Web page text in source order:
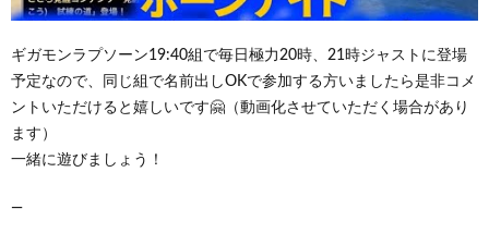
ギガモンラプソーン19:40組で毎日極力20時、21時ジャストに登場
予定なので、同じ組で名前出しOKで参加する方いましたら是非コメ
ントいただけると嬉しいです🤗（動画化させていただく場合があり
ます）
一緒に遊びましょう！
—